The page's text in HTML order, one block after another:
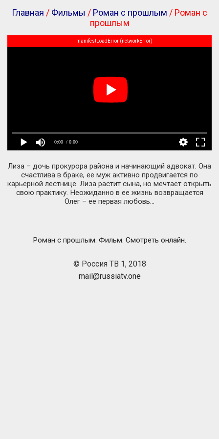
Главная / Фильмы / Роман с прошлым / Роман с
прошлым
0:00 / 0:00
manifestLoadError (networkError)
Лиза – дочь прокурора района и начинающий адвокат. Она
счастлива в браке, ее муж активно продвигается по
карьерной лестнице. Лиза растит сына, но мечтает открыть
свою практику. Неожиданно в ее жизнь возвращается
Олег – ее первая любовь...
Роман с прошлым. Фильм. Смотреть онлайн.
© Россия ТВ 1, 2018
mail@russiatv.one